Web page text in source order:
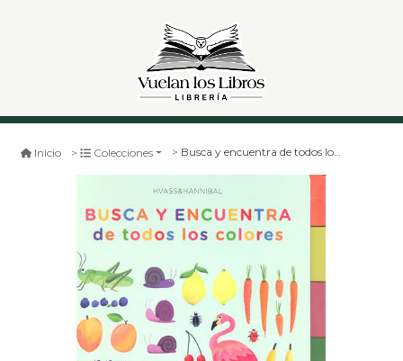
Inicio Colecciones Busca y encuentra de todos los colores